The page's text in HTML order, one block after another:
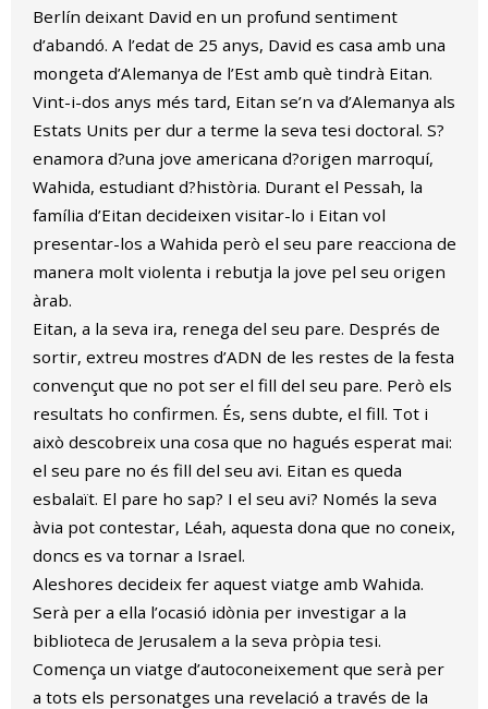
Berlín deixant David en un profund sentiment
d’abandó. A l’edat de 25 anys, David es casa amb una
mongeta d’Alemanya de l’Est amb què tindrà Eitan.
Vint-i-dos anys més tard, Eitan se’n va d’Alemanya als
Estats Units per dur a terme la seva tesi doctoral. S?
enamora d?una jove americana d?origen marroquí,
Wahida, estudiant d?història. Durant el Pessah, la
família d’Eitan decideixen visitar-lo i Eitan vol
presentar-los a Wahida però el seu pare reacciona de
manera molt violenta i rebutja la jove pel seu origen
àrab.
Eitan, a la seva ira, renega del seu pare. Després de
sortir, extreu mostres d’ADN de les restes de la festa
convençut que no pot ser el fill del seu pare. Però els
resultats ho confirmen. És, sens dubte, el fill. Tot i
això descobreix una cosa que no hagués esperat mai:
el seu pare no és fill del seu avi. Eitan es queda
esbalaït. El pare ho sap? I el seu avi? Només la seva
àvia pot contestar, Léah, aquesta dona que no coneix,
doncs es va tornar a Israel.
Aleshores decideix fer aquest viatge amb Wahida.
Serà per a ella l’ocasió idònia per investigar a la
biblioteca de Jerusalem a la seva pròpia tesi.
Comença un viatge d’autoconeixement que serà per
a tots els personatges una revelació a través de la